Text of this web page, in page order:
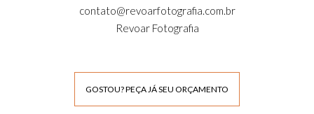
contato@revoarfotografia.com.br
Revoar Fotografia
GOSTOU? PEÇA JÁ SEU ORÇAMENTO